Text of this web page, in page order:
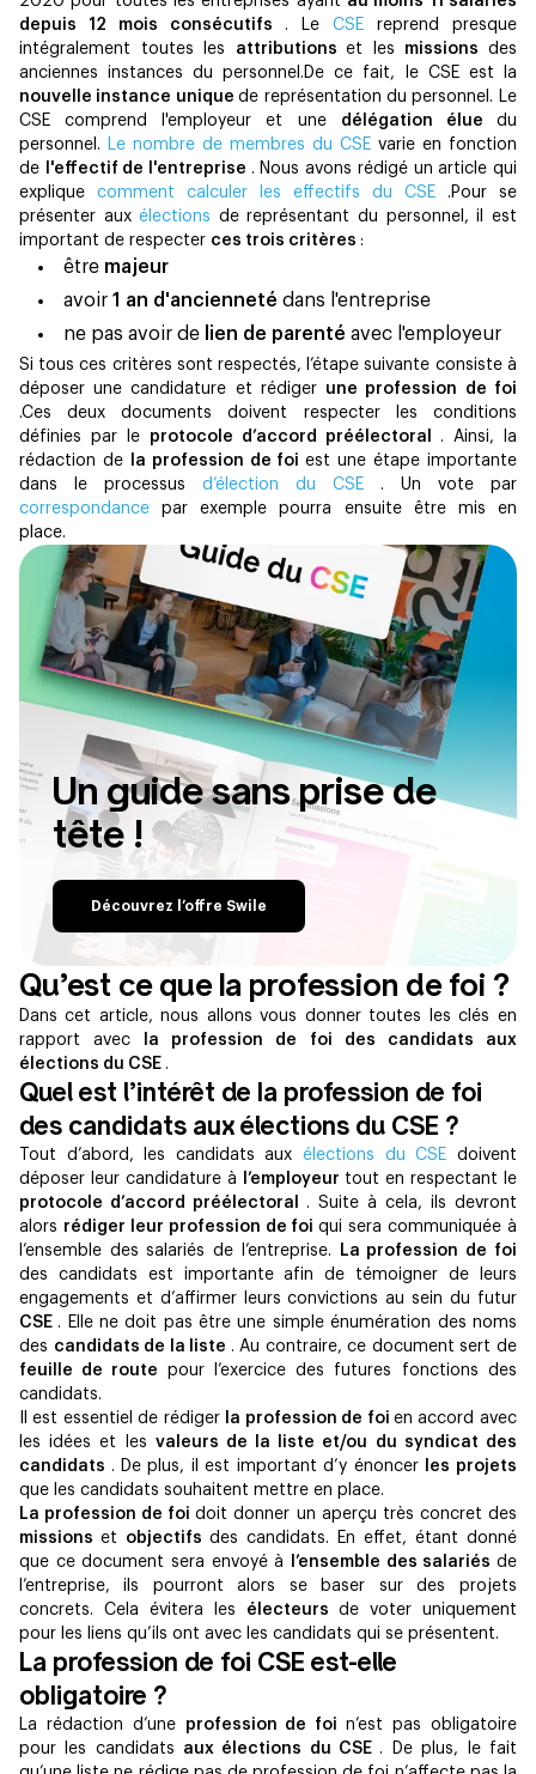
depuis 12 mois consécutifs . Le CSE reprend presque
intégralement toutes les attributionset les missions des
anciennes instances du personnel.De ce fait, le CSE est la
nouvelle instance uniquede représentation du personnel. Le
CSE comprend l'employeur et une délégation élue du
personnel.
Le nombre de membres du CSE varie en fonction
de
l'effectif de l'entreprise . Nous avons rédigé un article qui
explique comment calculer les effectifs du CSE .Pour se
présenter auxélections de représentant du personnel, il est
important de respecter ces trois critères :
être majeur
avoir 1 an d'ancienneté dans l'entreprise
ne pas avoir de lien de parenté avec l'employeur
‍Si tous ces critères sont respectés, l’étape suivante consiste à
déposer une candidature et rédiger une profession de foi
.Ces deux documents doivent respecter les conditions
définies par le protocole d’accord préélectoral . Ainsi, la
rédaction de
la profession de foiest une étape importante
dans le processus d’élection du CSE . Un vote par
correspondancepar exemple pourra ensuite être mis en
place.
Un guide sans prise de
tête !
Découvrez l’offre Swile
Qu’est ce que la profession de foi ?
Dans cet article, nous allons vous donner toutes les clés en
rapport avec
la profession de foi des candidats aux
élections du CSE .
Quel est l’intérêt de la profession de foi
des candidats aux élections du CSE ?
Tout d’abord, les candidats auxélections du CSE doivent
déposer leur candidature à
l’employeur tout en respectant le
protocole d’accord préélectoral . Suite à cela, ils devront
alors rédiger leur profession de foiqui sera communiquée à
l’ensemble des salariés de l’entreprise.
La profession de foi
des candidats est importante afin de témoigner de leurs
engagements et d’affirmer leurs convictions au sein du futur
CSE . Elle ne doit pas être une simple énumération des noms
des candidats de la liste . Au contraire, ce document sert de
feuille de route pour l’exercice des futures fonctions des
candidats.
Il est essentiel de rédiger
la profession de foi en accord avec
les idées et les valeurs de la liste et/ou du syndicat des
candidats . De plus, il est important d’y énoncer
les projets
que les candidats souhaitent mettre en place.
La profession de foidoit donner un aperçu très concret des
missions et objectifs des candidats. En effet, étant donné
que ce document sera envoyé à
l’ensemble des salariés de
l’entreprise, ils pourront alors se baser sur des projets
concrets. Cela évitera les électeurs de voter uniquement
pour les liens qu’ils ont avec les candidats qui se présentent. ‍
La profession de foi CSE est-elle
obligatoire ?
La rédaction d’une profession de foin’est pas obligatoire
pour les candidats aux élections du CSE . De plus, le fait